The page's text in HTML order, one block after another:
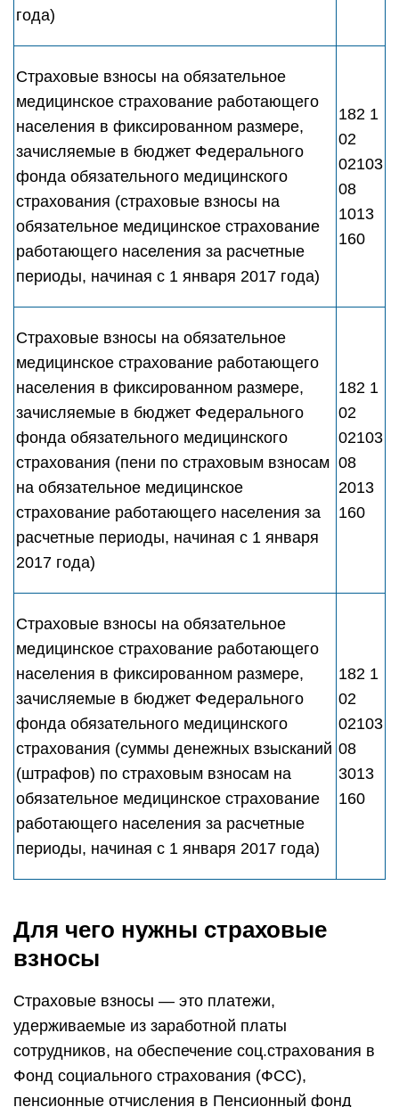
года)
Страховые взносы на обязательное
медицинское страхование работающего
населения в фиксированном размере,
зачисляемые в бюджет Федерального
фонда обязательного медицинского
страхования (страховые взносы на
обязательное медицинское страхование
работающего населения за расчетные
периоды, начиная с 1 января 2017 года)
182 1
02
02103
08
1013
160
Страховые взносы на обязательное
медицинское страхование работающего
населения в фиксированном размере,
зачисляемые в бюджет Федерального
фонда обязательного медицинского
страхования (пени по страховым взносам
на обязательное медицинское
страхование работающего населения за
расчетные периоды, начиная с 1 января
2017 года)
182 1
02
02103
08
2013
160
Страховые взносы на обязательное
медицинское страхование работающего
населения в фиксированном размере,
зачисляемые в бюджет Федерального
фонда обязательного медицинского
страхования (суммы денежных взысканий
(штрафов) по страховым взносам на
обязательное медицинское страхование
работающего населения за расчетные
периоды, начиная с 1 января 2017 года)
182 1
02
02103
08
3013
160
Для чего нужны страховые
взносы
Страховые взносы — это платежи,
удерживаемые из заработной платы
сотрудников, на обеспечение соц.страхования в
Фонд социального страхования (ФСС),
пенсионные отчисления в Пенсионный фонд